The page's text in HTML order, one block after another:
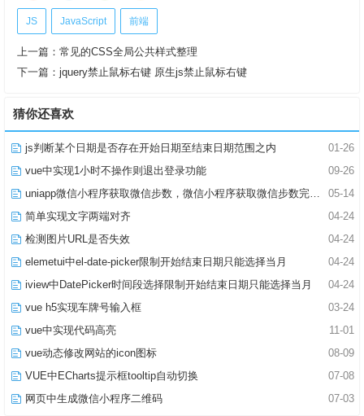
JS JavaScript 前端
上一篇： 常见的CSS全局公共样式整理
下一篇： jquery禁止鼠标右键 原生js禁止鼠标右键
猜你还喜欢
01-26
js判断某个日期是否存在开始日期至结束日期范围之内
09-26
vue中实现1小时不操作则退出登录功能
05-14
uniapp微信小程序获取微信步数，微信小程序获取微信步数完整版
04-24
简单实现文字两端对齐
04-24
检测图片URL是否失效
04-24
elemetui中el-date-picker限制开始结束日期只能选择当月
04-24
iview中DatePicker时间段选择限制开始结束日期只能选择当月
03-24
vue h5实现车牌号输入框
11-01
vue中实现代码高亮
08-09
vue动态修改网站的icon图标
07-08
VUE中ECharts提示框tooltip自动切换
07-03
网页中生成微信小程序二维码